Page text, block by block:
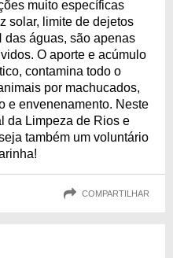
muito específicas
solar, limite de dejetos
das águas, são apenas
O aporte e acúmulo
contamina todo o
por machucados,
e envenenamento. Neste
da Limpeza de Rios e
também um voluntário
COMPARTILHAR